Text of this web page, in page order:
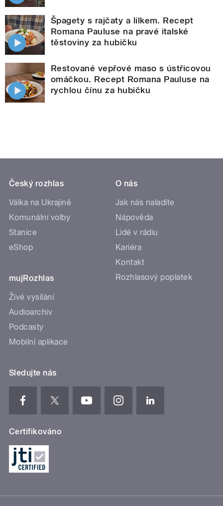
Špagety s rajčaty a lilkem. Recept
Romana Pauluse na pravé italské
těstoviny za hubičku
Restované vepřové maso s ústřicovou
omáčkou. Recept Romana Pauluse na
rychlou čínu za hubičku
Český rozhlas
Válka na Ukrajině
Komunální volby
Stanice
eShop
mujRozhlas
Živé vysílání
Audioarchiv
Podcasty
Mobilní aplikace
O nás
Jak nás naladíte
Nápověda
Lidé v rádiu
Kariéra
Kontakt
Rozhlasový poplatek
Sledujte nás
Certifikováno